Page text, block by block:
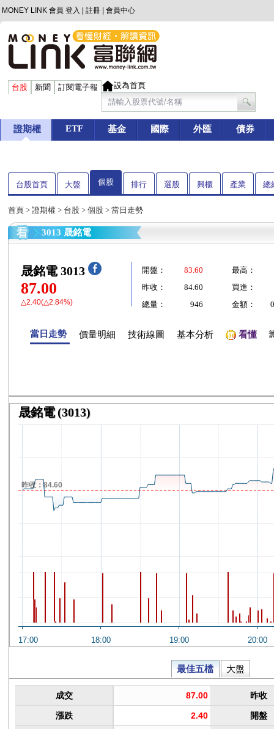
MONEY LINK 會員 登入 註冊 會員中心
台股 新聞 訂閱電子報 設為首頁
證期權 ETF 基金 國際 外匯 債券
台股首頁 大盤 個股 排行 選股 興櫃 產業 總
首頁 > 證期權 > 台股 > 個股 > 當日走勢
3013 晟銘電
晟銘電 3013
87.00
△2.40(△2.84%)
開盤： 83.60
最高：
昨收：
84.60
買進：
總量：
946 金額：
當日走勢 價量明細 技術線圖 基本分析 看懂